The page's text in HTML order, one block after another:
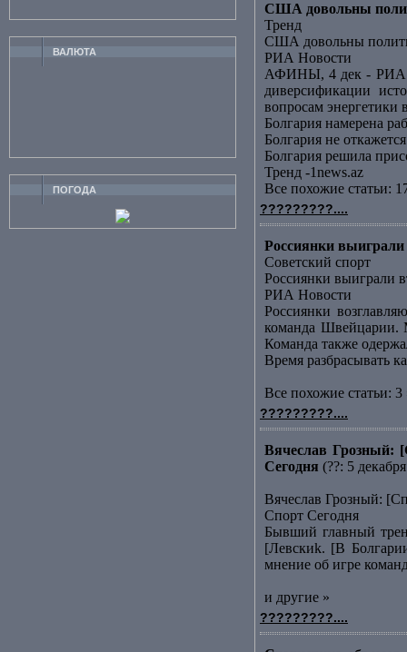
ВАЛЮТА
ПОГОДА
США довольны
Тренд
США довольны
РИА Новости
АФИНЫ, 4 дек - РИА
диверсификации
вопросам энергетики
Болгария намерена
Болгария не
Болгария решила
Тренд -1news.az
Все похожие статьи:
?????????....
Россиянки
Советский спорт
Россиянки выиграли
РИА Новости
Россиянки
команда Швейцарии.
Команда также
Время разбрасывать
Все похожие статьи: 3
?????????....
Вячеслав Грозный:
Сегодня (??: 5
Вячеслав Грозный:
Спорт Сегодня
Бывший главный
[Левскиk. [В
мнение об игре
и другие »
?????????....